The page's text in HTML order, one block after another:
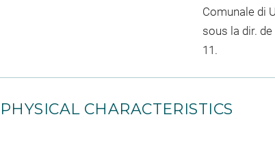
Comunale di
sous la dir.
11.
PHYSICAL CHARACTERISTICS